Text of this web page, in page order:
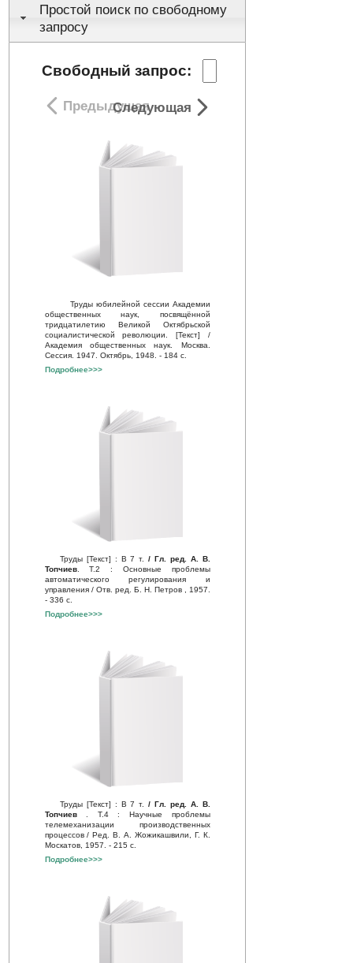
Простой поиск по свободному
запросу
Свободный запрос:
ПредыдущаяСледующая
Труды юбилейной сессии Академии
общественных наук, посвящённой
тридцатилетию Великой Октябрьской
социалистической революции. [Текст] /
Академия общественных наук. Москва.
Сессия. 1947. Октябрь, 1948. - 184 с.
Подробнее>>>
Труды [Текст] : В 7 т. / Гл. ред. А. В.
Топчиев. Т.2 : Основные проблемы
автоматического регулирования и
управления / Отв. ред. Б. Н. Петров , 1957.
- 336 с.
Подробнее>>>
Труды [Текст] : В 7 т.
/ Гл. ред. А. В.
Топчиев
. Т.4 : Научные проблемы
телемеханизации производственных
процессов / Ред. В. А. Жожикашвили, Г. К.
Москатов, 1957. - 215 с.
Подробнее>>>